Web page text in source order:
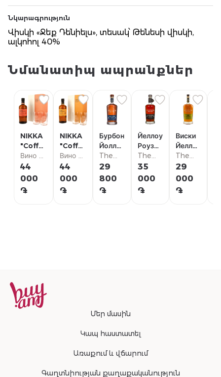
Նկարագրություն
Վիսկի «Ջեք Դենիելս», տեսակ՝ Թենեսի վիսկի,
ալկոհոլ 40%
Նմանատիպ ապրանքներ
NIKKA
"Coffey
Grain"
With 2
verres,
0.7լ
Вино &
Вино
Вина
44
000
֏
NIKKA
"Coffey
Malt"
With 2
verres,
0.7լ
Вино &
Вино
Вина
44
000
֏
Бурбон
Йоллоу
Роуз
Харрис
Каунти
The
House
29
800
֏
Йеллоу
Роуз
Аутлоу
Бурбон
Виски
The
House
35
000
֏
Виски
Йеллоу
Роуз
Рай
The
House
29
000
֏
Մեր մասին
Կապ հաստատել
Առաքում և վճարում
Գաղտնիության քաղաքականություն